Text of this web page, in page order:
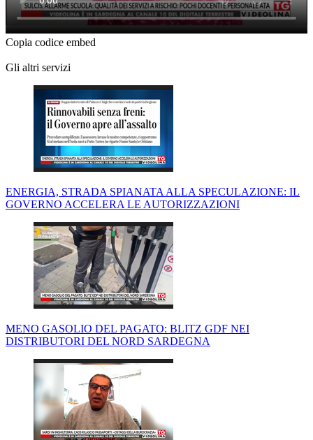
Copia codice embed
Gli altri servizi
ENERGIA, STRADA SPIANATA ALLA SPECULAZIONE: IL
GOVERNO ACCELERA LE AUTORIZZAZIONI
MENO GASOLIO DEL PAGATO: BLITZ GDF NEI
DISTRIBUTORI DEL NORD SARDEGNA